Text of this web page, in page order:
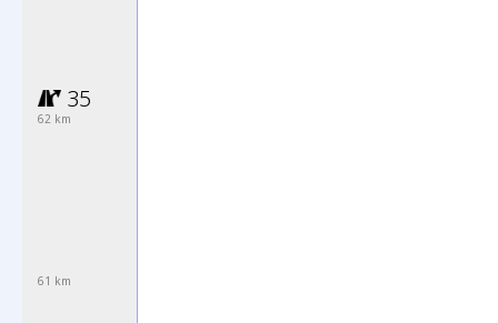
35
62 km
61 km